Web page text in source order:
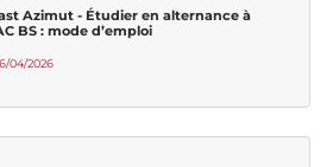
Azimut - Étudier en alternance à
BS : mode d’emploi
04/2026